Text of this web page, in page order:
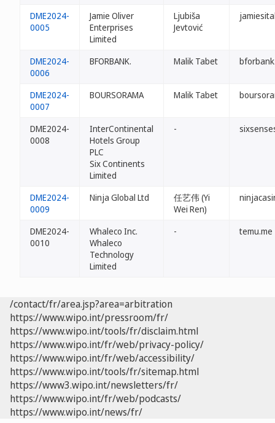
DME2024-
0005
Jamie Oliver
Enterprises
Limited
Ljubiša
Jevtović
DME2024-
0006
BFORBANK. Malik Tabet
DME2024-
0007
BOURSORAMA Malik Tabet
DME2024-
0008
InterContinental
Hotels Group
PLC
Six Continents
Limited
-
DME2024-
0009
Ninja Global Ltd
任艺伟 (Yi
Wei Ren)
DME2024-
0010
Whaleco Inc.
Whaleco
Technology
Limited
- temu.me
/contact/fr/area.jsp?area=arbitration
https://www.wipo.int/pressroom/fr/
https://www.wipo.int/tools/fr/disclaim.html
https://www.wipo.int/fr/web/privacy-policy/
https://www.wipo.int/fr/web/accessibility/
https://www.wipo.int/tools/fr/sitemap.html
https://www3.wipo.int/newsletters/fr/
https://www.wipo.int/fr/web/podcasts/
https://www.wipo.int/news/fr/